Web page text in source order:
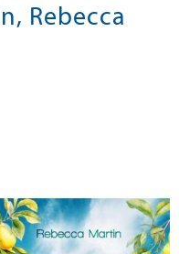
Rebecca